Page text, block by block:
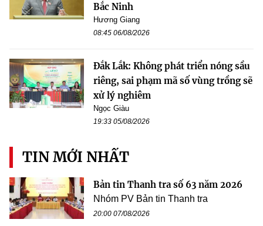
Bắc Ninh
Hương Giang
08:45 06/08/2026
Đắk Lắk: Không phát triển nóng sầu
riêng, sai phạm mã số vùng trồng sẽ
xử lý nghiêm
Ngọc Giàu
19:33 05/08/2026
TIN MỚI NHẤT
Bản tin Thanh tra số 63 năm 2026
Nhóm PV Bản tin Thanh tra
20:00 07/08/2026